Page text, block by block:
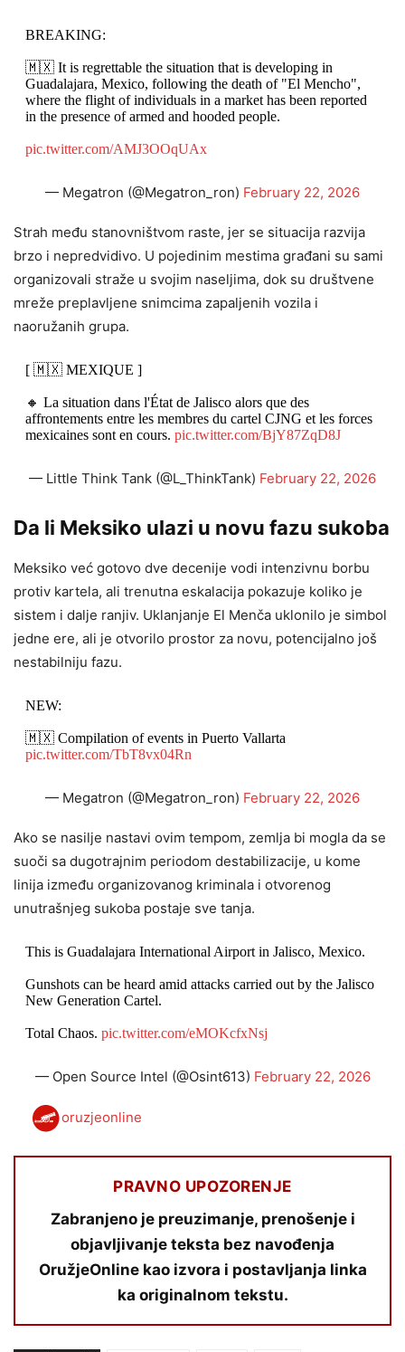
BREAKING:
🇲🇽 It is regrettable the situation that is developing in
Guadalajara, Mexico, following the death of "El Mencho",
where the flight of individuals in a market has been reported
in the presence of armed and hooded people.
pic.twitter.com/AMJ3OOqUAx
— Megatron (@Megatron_ron) February 22, 2026
Strah među stanovništvom raste, jer se situacija razvija
brzo i nepredvidivo. U pojedinim mestima građani su sami
organizovali straže u svojim naseljima, dok su društvene
mreže preplavljene snimcima zapaljenih vozila i
naoružanih grupa.
[ 🇲🇽 MEXIQUE ]
🔸 La situation dans l'État de Jalisco alors que des
affrontements entre les membres du cartel CJNG et les forces
mexicaines sont en cours. pic.twitter.com/BjY87ZqD8J
— Little Think Tank (@L_ThinkTank) February 22, 2026
Da li Meksiko ulazi u novu fazu sukoba
Meksiko već gotovo dve decenije vodi intenzivnu borbu
protiv kartela, ali trenutna eskalacija pokazuje koliko je
sistem i dalje ranjiv. Uklanjanje El Menča uklonilo je simbol
jedne ere, ali je otvorilo prostor za novu, potencijalno još
nestabilniju fazu.
NEW:
🇲🇽 Compilation of events in Puerto Vallarta
pic.twitter.com/TbT8vx04Rn
— Megatron (@Megatron_ron) February 22, 2026
Ako se nasilje nastavi ovim tempom, zemlja bi mogla da se
suoči sa dugotrajnim periodom destabilizacije, u kome
linija između organizovanog kriminala i otvorenog
unutrašnjeg sukoba postaje sve tanja.
This is Guadalajara International Airport in Jalisco, Mexico.
Gunshots can be heard amid attacks carried out by the Jalisco
New Generation Cartel.
Total Chaos. pic.twitter.com/eMOKcfxNsj
— Open Source Intel (@Osint613) February 22, 2026
oruzjeonline
PRAVNO UPOZORENJE
Zabranjeno je preuzimanje, prenošenje i
objavljivanje teksta bez navođenja
OružjeOnline kao izvora i postavljanja linka
ka originalnom tekstu.